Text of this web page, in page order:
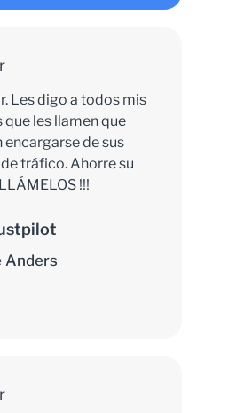
Les digo a todos mis
que les llamen que
encargarse de sus
tráfico. Ahorre su
!!!
Anders